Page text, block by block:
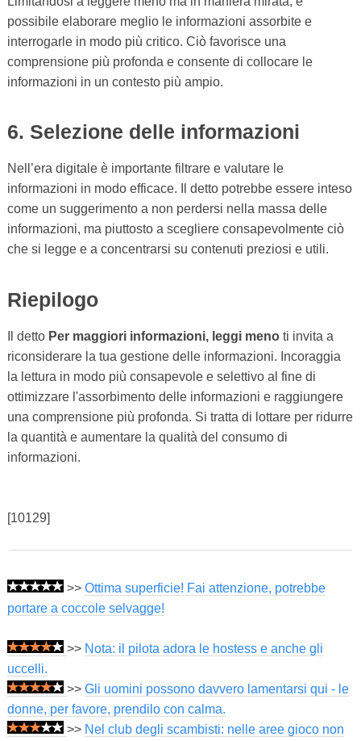
possibile elaborare meglio le informazioni assorbite e
interrogarle in modo più critico. Ciò favorisce una
comprensione più profonda e consente di collocare le
informazioni in un contesto più ampio.
6. Selezione delle informazioni
Nell’era digitale è importante filtrare e valutare le
informazioni in modo efficace. Il detto potrebbe essere inteso
come un suggerimento a non perdersi nella massa delle
informazioni, ma piuttosto a scegliere consapevolmente ciò
che si legge e a concentrarsi su contenuti preziosi e utili.
Riepilogo
Il detto Per maggiori informazioni, leggi menoti invita a
riconsiderare la tua gestione delle informazioni. Incoraggia
la lettura in modo più consapevole e selettivo al fine di
ottimizzare l'assorbimento delle informazioni e raggiungere
una comprensione più profonda. Si tratta di lottare per ridurre
la quantità e aumentare la qualità del consumo di
informazioni.
[10129]
>> Ottima superficie! Fai attenzione, potrebbe
portare a coccole selvagge!
>> Nota: il pilota adora le hostess e anche gli
uccelli.
>> Gli uomini possono davvero lamentarsi qui - le
donne, per favore, prendilo con calma.
>> Nel club degli scambisti: nelle aree gioco non